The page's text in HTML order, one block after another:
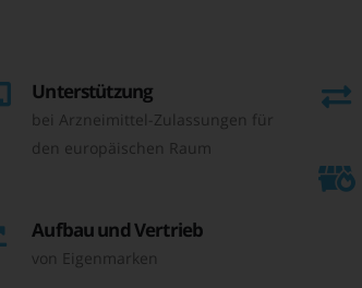
Unterstützung
bei Arzneimittel-Zulassungen für
den europäischen Raum
Aufbau und Vertrieb
von Eigenmarken